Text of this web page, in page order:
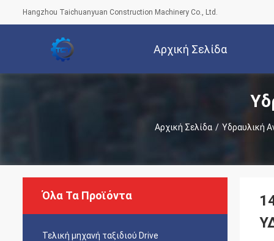
Hangzhou Taichuanyuan Construction Machinery Co., Ltd.
Αρχική Σελίδα
Αρχική Σελίδα / Υδραυλική
Όλα Τα Προϊόντα
Τελική μηχανή ταξιδιού Drive